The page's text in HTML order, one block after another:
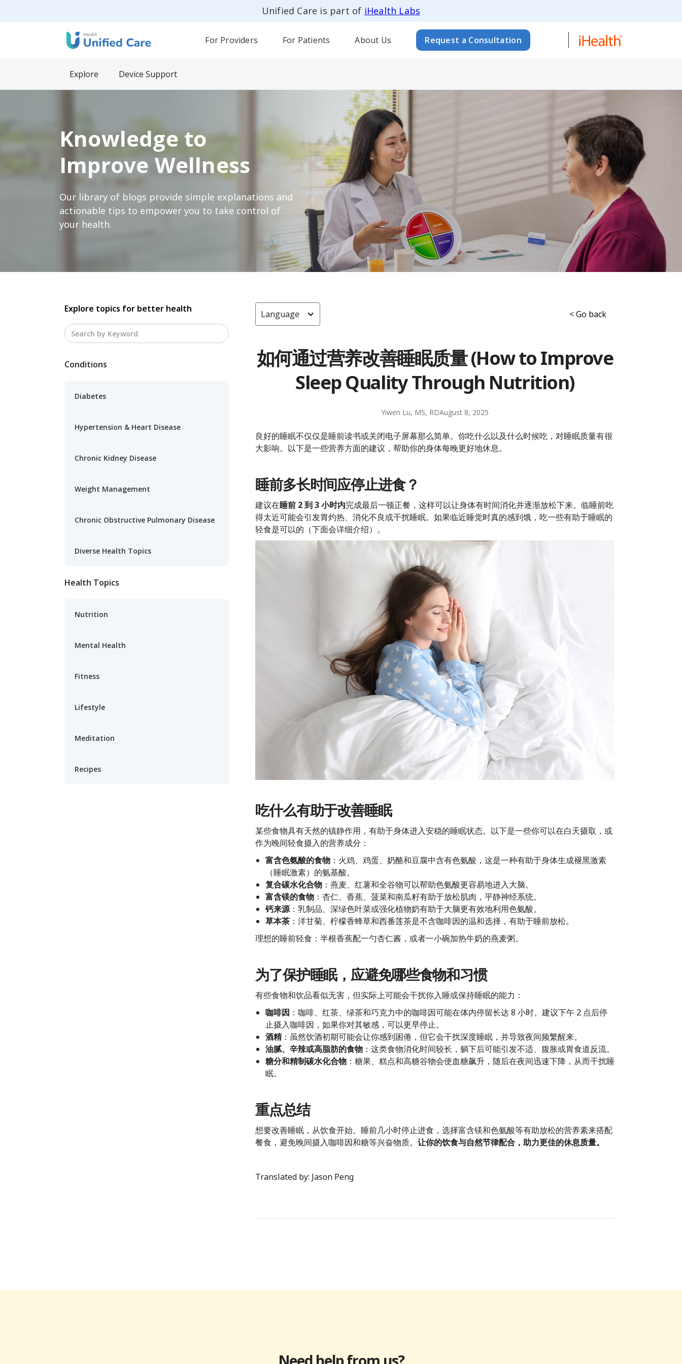
Unified Care is part of iHealth Labs
For Providers For Patients About Us Request a Consultation
Explore Device Support
Knowledge to
Improve Wellness
Our library of blogs provide simple explanations and
actionable tips to empower you to take control of
your health.
Explore topics for better health
Conditions
Diabetes
Hypertension & Heart Disease
Chronic Kidney Disease
Weight Management
Chronic Obstructive Pulmonary Disease
Diverse Health Topics
Health Topics
Nutrition
Mental Health
Fitness
Lifestyle
Meditation
Recipes
Language < Go back
如何通过营养改善睡眠质量 (How to Improve
Sleep Quality Through Nutrition)
Yiwen Lu, MS, RDAugust 8, 2025
良好的睡眠不仅仅是睡前读书或关闭电子屏幕那么简单。你吃什么以及什么时候吃，对睡眠质量有很
大影响。以下是一些营养方面的建议，帮助你的身体每晚更好地休息。
睡前多长时间应停止进食？
建议在睡前 2 到 3 小时内完成最后一顿正餐，这样可以让身体有时间消化并逐渐放松下来。临睡前吃
得太近可能会引发胃灼热、消化不良或干扰睡眠。如果临近睡觉时真的感到饿，吃一些有助于睡眠的
轻食是可以的（下面会详细介绍）。
吃什么有助于改善睡眠
某些食物具有天然的镇静作用，有助于身体进入安稳的睡眠状态。以下是一些你可以在白天摄取，或
作为晚间轻食摄入的营养成分：
富含色氨酸的食物：火鸡、鸡蛋、奶酪和豆腐中含有色氨酸，这是一种有助于身体生成褪黑激素
（睡眠激素）的氨基酸。
复合碳水化合物：燕麦、红薯和全谷物可以帮助色氨酸更容易地进入大脑。
富含镁的食物：杏仁、香蕉、菠菜和南瓜籽有助于放松肌肉，平静神经系统。
钙来源：乳制品、深绿色叶菜或强化植物奶有助于大脑更有效地利用色氨酸。
草本茶：洋甘菊、柠檬香蜂草和西番莲茶是不含咖啡因的温和选择，有助于睡前放松。
理想的睡前轻食：半根香蕉配一勺杏仁酱，或者一小碗加热牛奶的燕麦粥。
为了保护睡眠，应避免哪些食物和习惯
有些食物和饮品看似无害，但实际上可能会干扰你入睡或保持睡眠的能力：
咖啡因 ：咖啡、红茶、绿茶和巧克力中的咖啡因可能在体内停留长达 8 小时。建议下午 2 点后停
止摄入咖啡因，如果你对其敏感，可以更早停止。
酒精：虽然饮酒初期可能会让你感到困倦，但它会干扰深度睡眠，并导致夜间频繁醒来。
油腻、辛辣或高脂肪的食物：这类食物消化时间较长，躺下后可能引发不适、腹胀或胃食道反流。
糖分和精制碳水化合物：糖果、糕点和高糖谷物会使血糖飙升，随后在夜间迅速下降，从而干扰睡
眠。
重点总结
想要改善睡眠，从饮食开始。睡前几小时停止进食，选择富含镁和色氨酸等有助放松的营养素来搭配
餐食，避免晚间摄入咖啡因和糖等兴奋物质。 让你的饮食与自然节律配合，助力更佳的休息质量。
Translated by: Jason Peng